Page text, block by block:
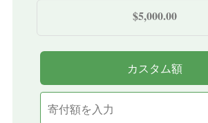
$5,000.00
カスタム額